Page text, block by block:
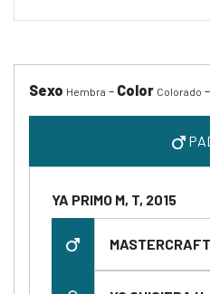
Sexo Hembra - Color Colorado -
YA PRIMO M, T, 2015